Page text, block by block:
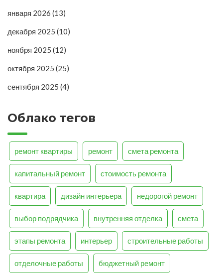
января 2026 (13)
декабря 2025 (10)
ноября 2025 (12)
октября 2025 (25)
сентября 2025 (4)
Облако тегов
ремонт квартиры ремонт смета ремонта
капитальный ремонт стоимость ремонта
квартира дизайн интерьера недорогой ремонт
выбор подрядчика внутренняя отделка смета
этапы ремонта интерьер строительные работы
отделочные работы бюджетный ремонт